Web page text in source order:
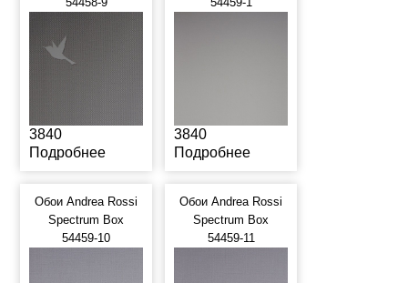
3840
Подробнее
3840
Подробнее
Обои Andrea Rossi
Spectrum Box
54459-10
Обои Andrea Rossi
Spectrum Box
54459-11